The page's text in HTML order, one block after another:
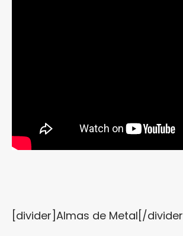
[divider]Almas de Metal[/divider]